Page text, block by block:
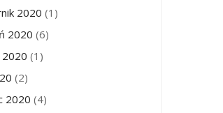
2020 (1)
2020 (6)
(1)
(2)
2020 (4)